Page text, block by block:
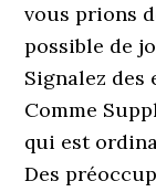
vous prions
possible de
Signalez des
Comme
qui est
Des